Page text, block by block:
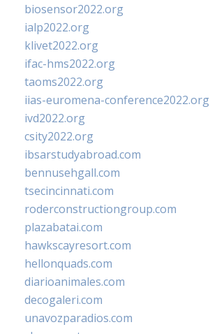
biosensor2022.org
ialp2022.org
klivet2022.org
ifac-hms2022.org
taoms2022.org
iias-euromena-conference2022.org
ivd2022.org
csity2022.org
ibsarstudyabroad.com
bennusehgall.com
tsecincinnati.com
roderconstructiongroup.com
plazabatai.com
hawkscayresort.com
hellonquads.com
diarioanimales.com
decogaleri.com
unavozparadios.com